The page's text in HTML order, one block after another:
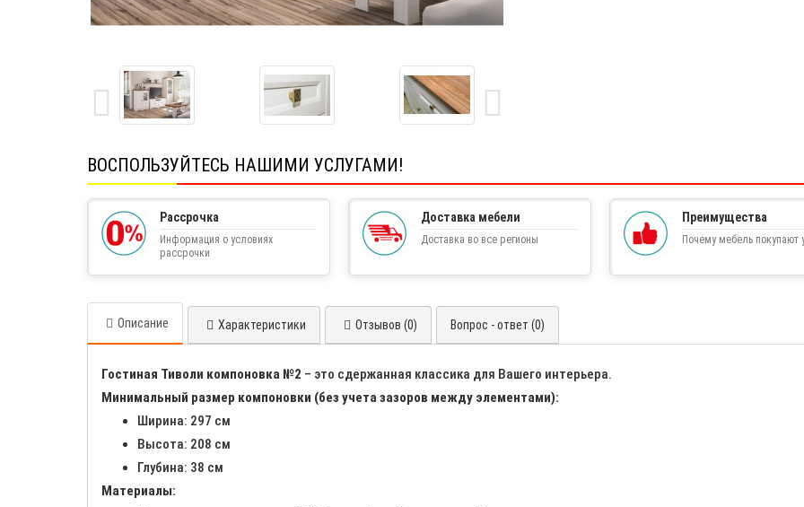
ВОСПОЛЬЗУЙТЕСЬ НАШИМИ УСЛУГАМИ!
Рассрочка
Информация о условиях
рассрочки
Доставка мебели
Доставка во все регионы
Преимущества
Почему мебель покупают
Описание Характеристики Отзывов (0) Вопрос - ответ (0)
Гостиная Тиволи компоновка №2 – это сдержанная классика для Вашего интерьера.
Минимальный размер компоновки (без учета зазоров между элементами):
Ширина: 297 см
Высота: 208 см
Глубина: 38 см
Материалы: